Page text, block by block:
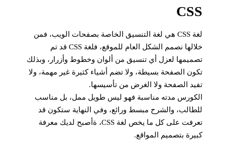
CSS
لغة CSS هي لغة التنسيق الخاصة بصفحات الويب، فمن
خلالها نصمم الشكل العام للموقع، فلغة CSS قد تم
تصميمها لعزل أي تنسيق من ألوان وخطوط وأزرار، وبذلك
تكون الصفحة بسيطة، ولا تضم أشياء كثيرة غير مهمة، ولا
تفيد الصفحة ولا الغرض من تأسيسها.
الكورس مدته مناسبة فهو ليس طويل ممل، بل مناسب
للطالب، والشرح مبسط ورائع، وفي النهاية ستكون قد
تعرفت على كل ما يخص لغة CSS، ةأصبح لديك معرفة
كبيرة بتصميم المواقع.